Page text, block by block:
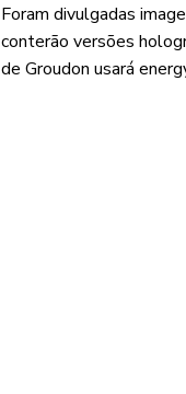
Foram divulgadas
conterão versões
de Groudon usará